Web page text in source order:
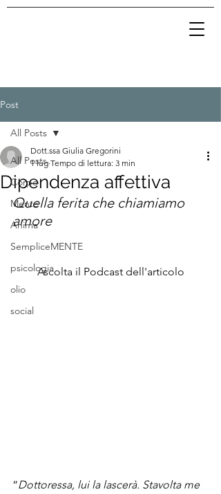
Post
All Posts
Corpo
Mente
Anima
SempliceMENTE
psicologia
olio
social
All Posts
Dipendenza affettiva
Dott.ssa Giulia Gregorini
1 lug Tempo di lettura: 3 min
Quella ferita che chiamiamo
amore
Ascolta il Podcast dell'articolo
“Dottoressa, lui la lascerà. Stavolta me